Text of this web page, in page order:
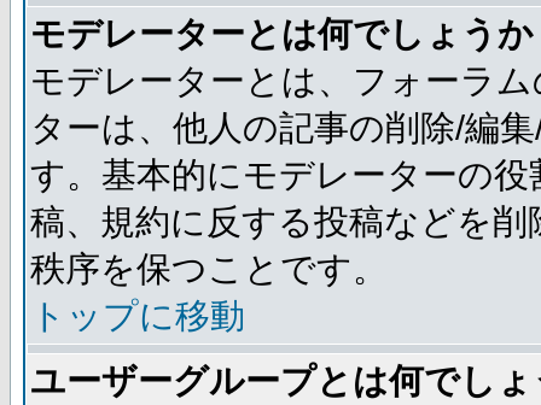
モデレーターとは何でしょうか
モデレーターとは、フォーラ
ターは、他人の記事の削除/編
す。基本的にモデレーターの
稿、規約に反する投稿などを
秩序を保つことです。
トップに移動
ユーザーグループとは何でし